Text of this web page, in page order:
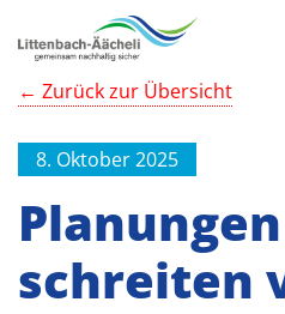
← Zurück zur Übersicht
8. Oktober 2025
Planungen
schreiten